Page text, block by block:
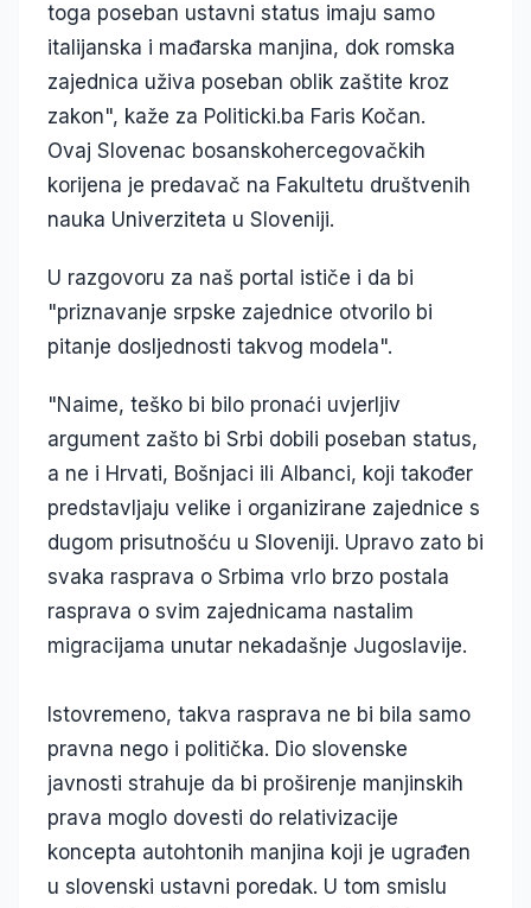
toga poseban ustavni status imaju samo
italijanska i mađarska manjina, dok romska
zajednica uživa poseban oblik zaštite kroz
zakon", kaže za Politicki.ba Faris Kočan.
Ovaj Slovenac bosanskohercegovačkih
korijena je predavač na Fakultetu društvenih
nauka Univerziteta u Sloveniji.
U razgovoru za naš portal ističe i da bi
"priznavanje srpske zajednice otvorilo bi
pitanje dosljednosti takvog modela".
"Naime, teško bi bilo pronaći uvjerljiv
argument zašto bi Srbi dobili poseban status,
a ne i Hrvati, Bošnjaci ili Albanci, koji također
predstavljaju velike i organizirane zajednice s
dugom prisutnošću u Sloveniji. Upravo zato bi
svaka rasprava o Srbima vrlo brzo postala
rasprava o svim zajednicama nastalim
migracijama unutar nekadašnje Jugoslavije.
Istovremeno, takva rasprava ne bi bila samo
pravna nego i politička. Dio slovenske
javnosti strahuje da bi proširenje manjinskih
prava moglo dovesti do relativizacije
koncepta autohtonih manjina koji je ugrađen
u slovenski ustavni poredak. U tom smislu